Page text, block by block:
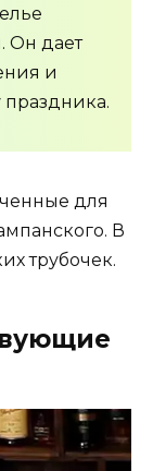
Он дает
и
праздника.
для
В
трубочек.